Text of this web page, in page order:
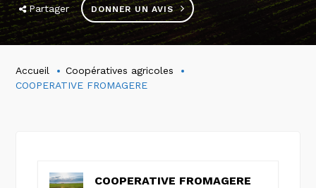
Partager DONNER UN AVIS
Accueil
Coopératives agricoles
COOPERATIVE FROMAGERE
COOPERATIVE FROMAGERE